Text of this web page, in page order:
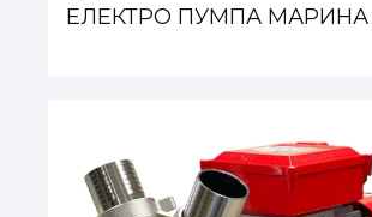
ЕЛЕКТРО ПУМПА МАРИНА